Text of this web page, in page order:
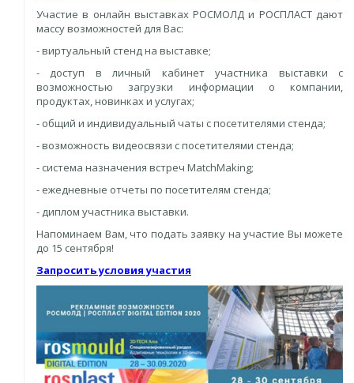
Участие в онлайн выставках РОСМОЛД и РОСПЛАСТ дают
массу возможностей для Вас:
- виртуальный стенд на выставке;
- доступ в личный кабинет участника выставки с
возможностью загрузки информации о компании,
продуктах, новинках и услугах;
- общий и индивидуальный чаты с посетителями стенда;
- возможность видеосвязи с посетителями стенда;
- система назначения встреч MatchMaking;
- ежедневные отчеты по посетителям стенда;
- диплом участника выставки.
Напоминаем Вам, что подать заявку на участие Вы можете
до 15 сентября!
Запросить условия участия